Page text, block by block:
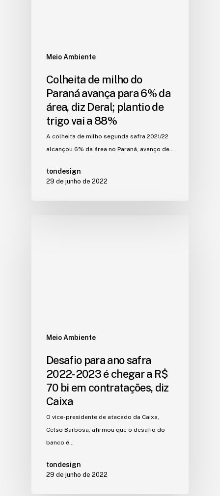
Meio Ambiente
Colheita de milho do
Paraná avança para 6% da
área, diz Deral; plantio de
trigo vai a 88%
A colheita de milho segunda safra 2021/22
alcançou 6% da área no Paraná, avanço de…
tondesign
29 de junho de 2022
Meio Ambiente
Desafio para ano safra
2022-2023 é chegar a R$
70 bi em contratações, diz
Caixa
O vice-presidente de atacado da Caixa,
Celso Barbosa, afirmou que o desafio do
banco é…
tondesign
29 de junho de 2022